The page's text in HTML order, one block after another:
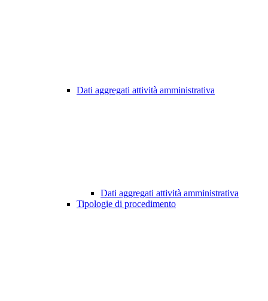
Dati aggregati attività amministrativa
Dati aggregati attività amministrativa
Tipologie di procedimento